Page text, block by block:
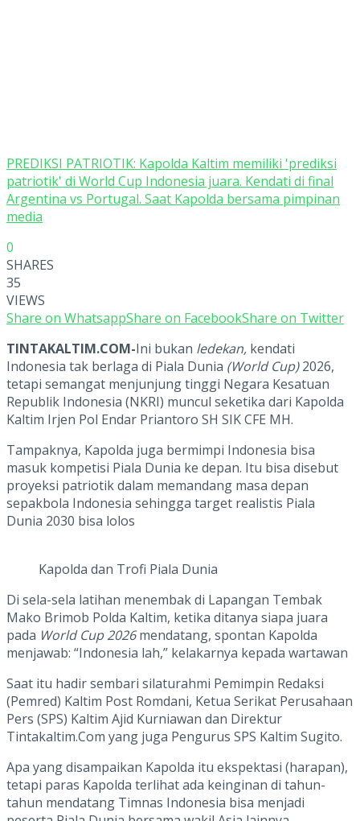
PREDIKSI PATRIOTIK: Kapolda Kaltim memiliki 'prediksi
patriotik' di World Cup Indonesia juara. Kendati di final
Argentina vs Portugal. Saat Kapolda bersama pimpinan
media
0
SHARES
35
VIEWS
Share on WhatsappShare on FacebookShare on Twitter
TINTAKALTIM.COM-Ini bukan ledekan, kendati
Indonesia tak berlaga di Piala Dunia (World Cup)2026,
tetapi semangat menjunjung tinggi Negara Kesatuan
Republik Indonesia (NKRI) muncul seketika dari Kapolda
Kaltim Irjen Pol Endar Priantoro SH SIK CFE MH.
Tampaknya, Kapolda juga bermimpi Indonesia bisa
masuk kompetisi Piala Dunia ke depan. Itu bisa disebut
proyeksi patriotik dalam memandang masa depan
sepakbola Indonesia sehingga target realistis Piala
Dunia 2030 bisa lolos
Kapolda dan Trofi Piala Dunia
Di sela-sela latihan menembak di Lapangan Tembak
Mako Brimob Polda Kaltim, ketika ditanya siapa juara
pada World Cup 2026mendatang, spontan Kapolda
menjawab: “Indonesia lah,” kelakarnya kepada wartawan
Saat itu hadir sembari silaturahmi Pemimpin Redaksi
(Pemred) Kaltim Post Romdani, Ketua Serikat Perusahaan
Pers (SPS) Kaltim Ajid Kurniawan dan Direktur
Tintakaltim.Com yang juga Pengurus SPS Kaltim Sugito.
Apa yang disampaikan Kapolda itu ekspektasi (harapan),
tetapi paras Kapolda terlihat ada keinginan di tahun-
tahun mendatang Timnas Indonesia bisa menjadi